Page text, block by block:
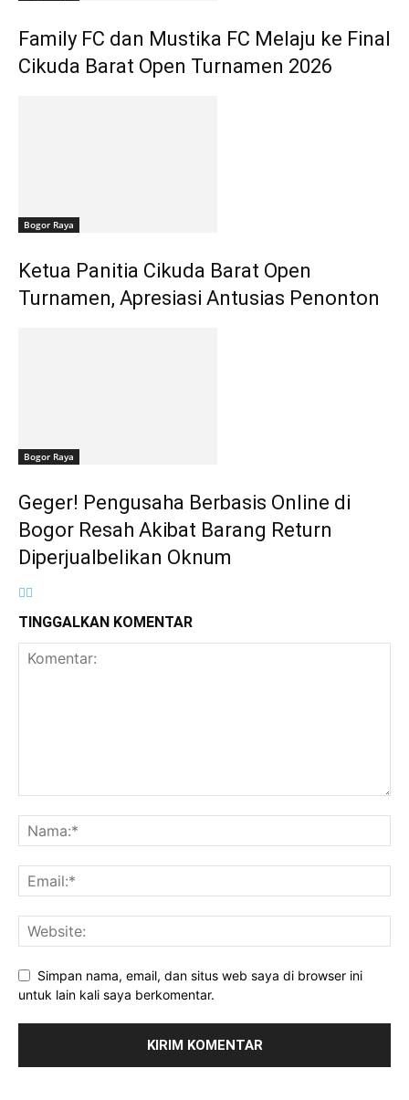
Family FC dan Mustika FC Melaju ke Final
Cikuda Barat Open Turnamen 2026
Bogor Raya
Ketua Panitia Cikuda Barat Open
Turnamen, Apresiasi Antusias Penonton
Bogor Raya
Geger! Pengusaha Berbasis Online di
Bogor Resah Akibat Barang Return
Diperjualbelikan Oknum
TINGGALKAN KOMENTAR
Simpan nama, email, dan situs web saya di browser ini
untuk lain kali saya berkomentar.